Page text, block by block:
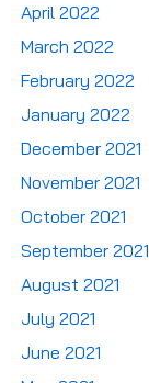
April 2022
March 2022
February 2022
January 2022
December 2021
November 2021
October 2021
September 2021
August 2021
July 2021
June 2021